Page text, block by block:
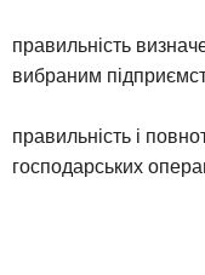
правильність
вибраним
правильність і
господарських